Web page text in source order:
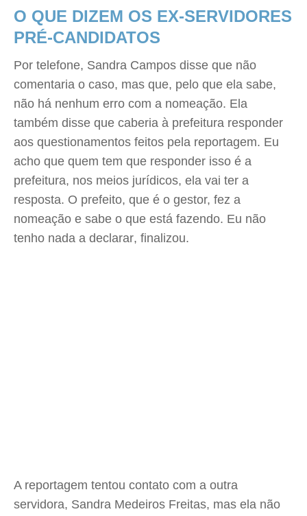
O QUE DIZEM OS EX-SERVIDORES
PRÉ-CANDIDATOS
Por telefone, Sandra Campos disse que não
comentaria o caso, mas que, pelo que ela sabe,
não há nenhum erro com a nomeação. Ela
também disse que caberia à prefeitura responder
aos questionamentos feitos pela reportagem. Eu
acho que quem tem que responder isso é a
prefeitura, nos meios jurídicos, ela vai ter a
resposta. O prefeito, que é o gestor, fez a
nomeação e sabe o que está fazendo. Eu não
tenho nada a declarar, finalizou.
A reportagem tentou contato com a outra
servidora, Sandra Medeiros Freitas, mas ela não